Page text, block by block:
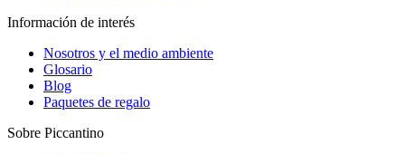
Información de interés
Nosotros y el medio ambiente
Glosario
Blog
Paquetes de regalo
Sobre Piccantino